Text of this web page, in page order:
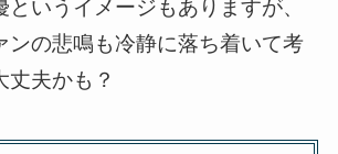
いうイメージもありますが、
ンの悲鳴も冷静に落ち着いて考
丈夫かも？